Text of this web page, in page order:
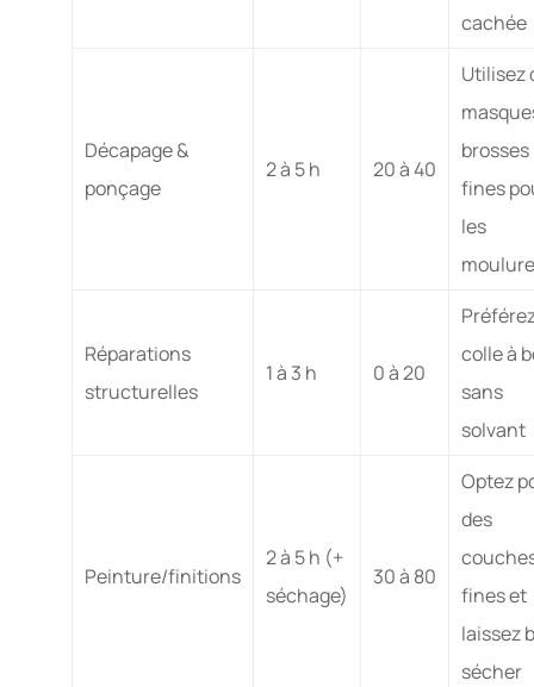
cachée
Décapage &
ponçage
2 à 5 h 20 à 40
Utilisez
brosses
fines
les
Réparations
structurelles
1 à 3 h 0 à 20
colle à
sans
solvant
Peinture/finitions
2 à 5 h (+
séchage)
30 à 80
Optez
des
fines et
laissez
sécher